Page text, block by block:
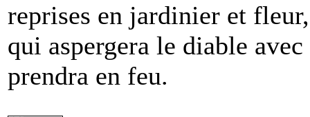
reprises en jardinier et
qui aspergera le diable
prendra en feu.